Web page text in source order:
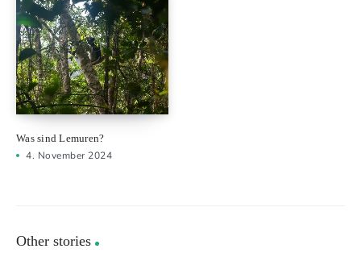
Was sind Lemuren?
4. November 2024
Other stories